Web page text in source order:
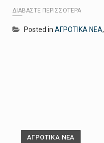
ΔΙΑΒΆΣΤΕ ΠΕΡΙΣΣΌΤΕΡΑ
Posted in ΑΓΡΟΤΙΚΑ ΝΕΑ,
ΑΓΡΟΤΙΚΑ ΝΕΑ